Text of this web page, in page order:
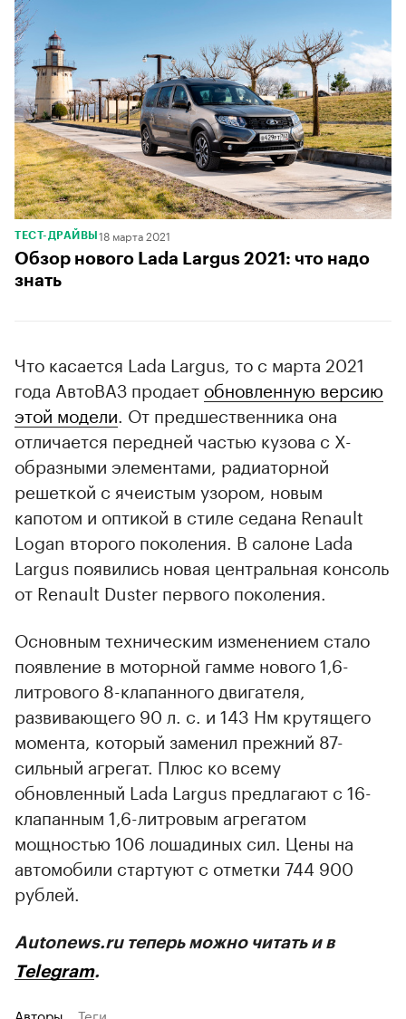
ТЕСТ-ДРАЙВЫ 18 марта 2021
Обзор нового Lada Largus 2021: что надо
знать
Что касается Lada Largus, то с марта 2021
года АвтоВАЗ продает обновленную версию
этой модели . От предшественника она
отличается передней частью кузова с X-
образными элементами, радиаторной
решеткой с ячеистым узором, новым
капотом и оптикой в стиле седана Renault
Logan второго поколения. В салоне Lada
Largus появились новая центральная консоль
от Renault Duster первого поколения.
Основным техническим изменением стало
появление в моторной гамме нового 1,6-
литрового 8-клапанного двигателя,
развивающего 90 л. с. и 143 Нм крутящего
момента, который заменил прежний 87-
сильный агрегат. Плюс ко всему
обновленный Lada Largus предлагают с 16-
клапанным 1,6-литровым агрегатом
мощностью 106 лошадиных сил. Цены на
автомобили стартуют с отметки 744 900
рублей.
Autonews.ru теперь можно читать и в
Telegram.
Авторы Теги